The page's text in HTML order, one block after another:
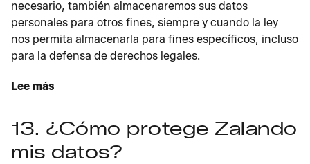
necesario, también almacenaremos sus datos
personales para otros fines, siempre y cuando la ley
nos permita almacenarla para fines específicos, incluso
para la defensa de derechos legales.
Lee más
13. ¿Cómo protege Zalando
mis datos?